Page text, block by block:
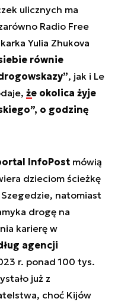
ulicznych ma
Radio Free
Yulia Zhukova
równie
, jak i Le
że okolica żyje
o godzinę
InfoPost mówią
dzieciom ścieżkę
natomiast
drogę na
karierę w
agencji
r. ponad 100 tys.
już z
choć Kijów